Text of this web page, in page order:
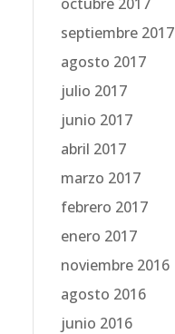
septiembre 2017
agosto 2017
julio 2017
junio 2017
abril 2017
marzo 2017
febrero 2017
enero 2017
noviembre 2016
agosto 2016
junio 2016